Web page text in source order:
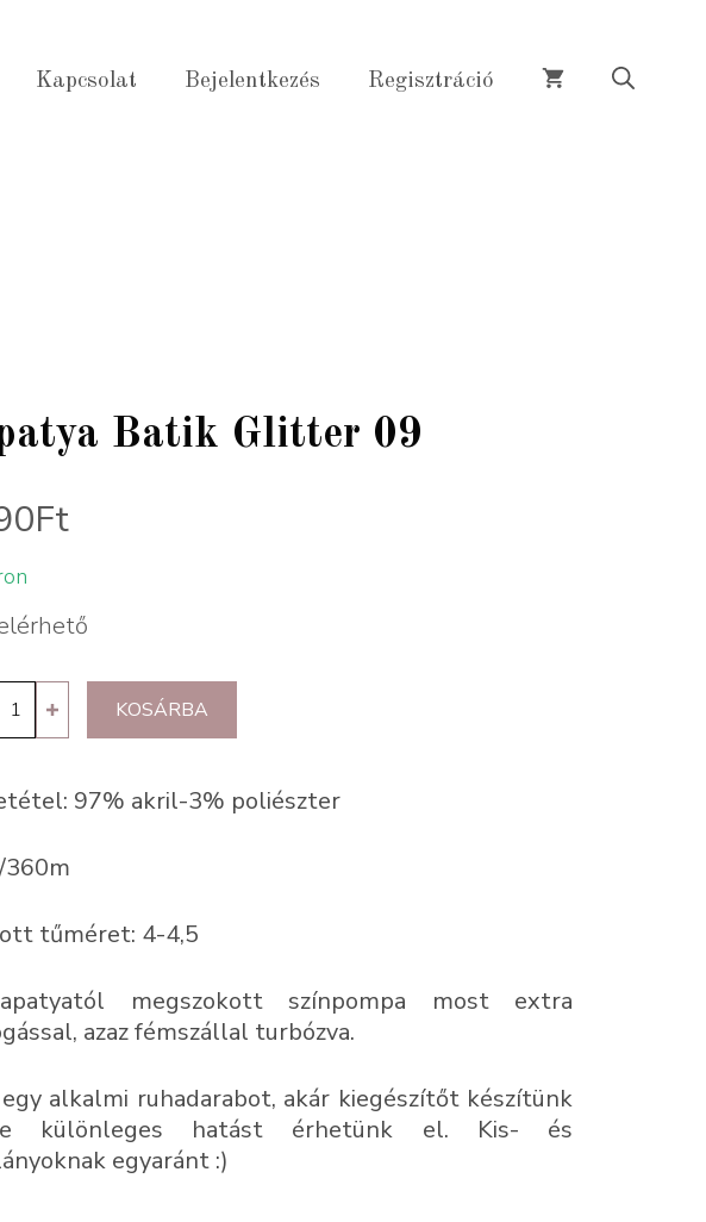
Kapcsolat Bejelentkezés Regisztráció
Batik Glitter 09
Ft
KOSÁRBA
97% akril-3% poliészter
tűméret: 4-4,5
megszokott színpompa most extra
azaz fémszállal turbózva.
alkalmi ruhadarabot, akár kiegészítőt készítünk
különleges hatást érhetünk el. Kis- és
egyaránt :)
09